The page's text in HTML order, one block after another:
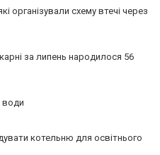
організували схему втечі через
за липень народилося 56
води
котельню для освітнього